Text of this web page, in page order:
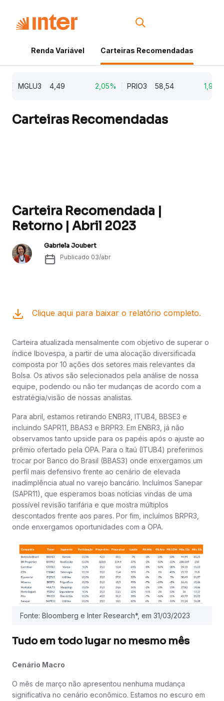
Renda Variável Carteiras Recomendadas
MGLU3 4,49 2,05% PRIO3 58,54 1,90%
Carteiras Recomendadas
Carteira Recomendada |
Retorno | Abril 2023
Gabriela Joubert
Publicado 03/abr
Clique aqui para baixar o relatório completo.
Carteira atualizada mensalmente com objetivo de superar o
índice Ibovespa, a partir de uma alocação diversificada
composta por 10 ações dos setores mais relevantes da
Bolsa. Os ativos são selecionados pela análise de nossa
equipe, podendo ou não ter mudanças de acordo com a
estratégia/visão de nossas analistas.
Para abril, estamos retirando ENBR3, ITUB4, BBSE3 e
incluindo SAPR11, BBAS3 e BRPR3. Em ENBR3, já não
observamos tanto upside para os papéis após o ajuste ao
prêmio ofertado pela OPA. Para o Itaú (ITUB4) preferimos
trocar por Banco do Brasil (BBAS3) onde enxergamos um
perfil mais defensivo frente ao cenário de elevada
inadimplência atual no varejo bancário. Incluímos Sanepar
(SAPR11), que esperamos boas notícias vindas de uma
possível revisão tarifária e que mostra múltiplos
descontados frente aos pares. Por fim, incluímos BRPR3,
onde enxergamos oportunidades com a OPA.
Fonte: Bloomberg e Inter Research*, em 31/03/2023
Tudo em todo lugar no mesmo mês
Cenário Macro
O mês de março não apresentou nenhuma mudança
significativa no cenário econômico. Estamos no escuro em